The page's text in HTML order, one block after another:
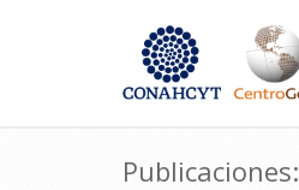
Publicaciones: